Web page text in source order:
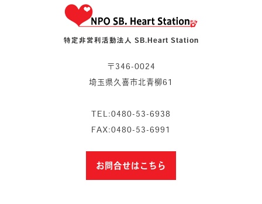
特定非営利活動法人 SB.Heart Station
〒346-0024
埼玉県久喜市北青柳61
TEL:0480-53-6938
FAX:0480-53-6991
お問合せはこちら